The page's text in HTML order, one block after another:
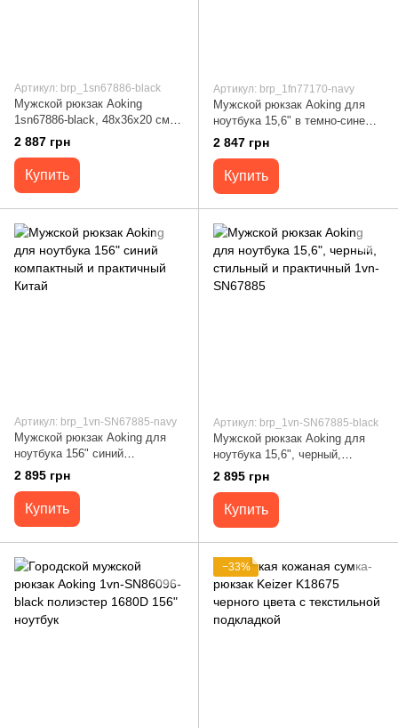
Артикул: brp_1sn67886-black
Мужской рюкзак Aoking
1sn67886-black, 48x36x20 см,
чорный, для ноутбука 15,6"
2 887 грн
Купить
Артикул: brp_1fn77170-navy
Мужской рюкзак Aoking для
ноутбука 15,6" в темно-синем
цвете текстильный
комфортный и практичный
2 847 грн
Купить
Артикул: brp_1vn-SN67885-navy
Мужской рюкзак Aoking для
ноутбука 156" синий
компактный и практичный
2 895 грн
Купить
Артикул: brp_1vn-SN67885-black
Мужской рюкзак Aoking для
ноутбука 15,6", черный,
стильный и практичный 1vn-
SN67885
2 895 грн
Купить
−33%